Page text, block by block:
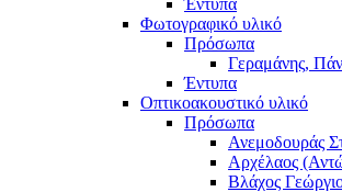
Φωτογραφικό υλικό
Πρόσωπα
Γεραμάνης,
Έντυπα
Οπτικοακουστικό υλικό
Πρόσωπα
Ανεμοδουράς
Αρχέλαος
Βλάχος